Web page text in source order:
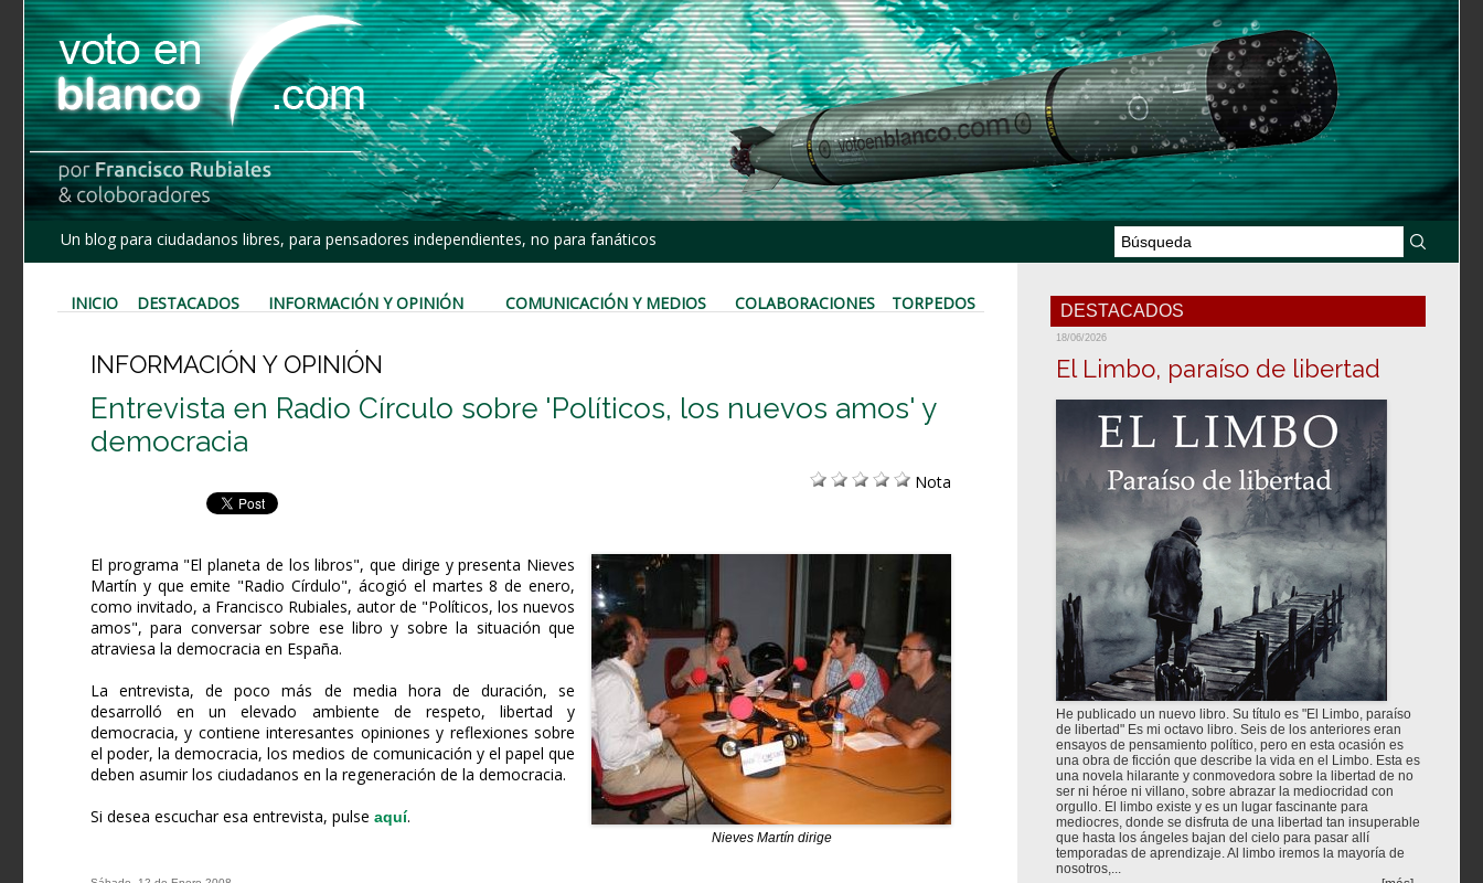
Un blog para ciudadanos libres, para pensadores independientes, no para fanáticos
INICIO DESTACADOS INFORMACIÓN Y OPINIÓN COMUNICACIÓN Y MEDIOS COLABORACIONES TORPEDOS
INFORMACIÓN Y OPINIÓN
Entrevista en Radio Círculo sobre 'Políticos, los nuevos amos' y
democracia
Nota
Nieves Martín dirige
El programa "El planeta de los libros", que dirige y presenta Nieves
Martín y que emite "Radio Círdulo", ácogió el martes 8 de enero,
como invitado, a Francisco Rubiales, autor de "Políticos, los nuevos
amos", para conversar sobre ese libro y sobre la situación que
atraviesa la democracia en España.
La entrevista, de poco más de media hora de duración, se
desarrolló en un elevado ambiente de respeto, libertad y
democracia, y contiene interesantes opiniones y reflexiones sobre
el poder, la democracia, los medios de comunicación y el papel que
deben asumir los ciudadanos en la regeneración de la democracia.
Si desea escuchar esa entrevista, pulse aquí.
DESTACADOS
18/06/2026
El Limbo, paraíso de libertad
He publicado un nuevo libro. Su título es "El Limbo, paraíso
de libertad" Es mi octavo libro. Seis de los anteriores eran
ensayos de pensamiento político, pero en esta ocasión es
una obra de ficción que describe la vida en el Limbo. Esta es
una novela hilarante y conmovedora sobre la libertad de no
ser ni héroe ni villano, sobre abrazar la mediocridad con
orgullo. El limbo existe y es un lugar fascinante para
mediocres, donde se disfruta de una libertad tan insuperable
que hasta los ángeles bajan del cielo para pasar allí
temporadas de aprendizaje. Al limbo iremos la mayoría de
nosotros,...